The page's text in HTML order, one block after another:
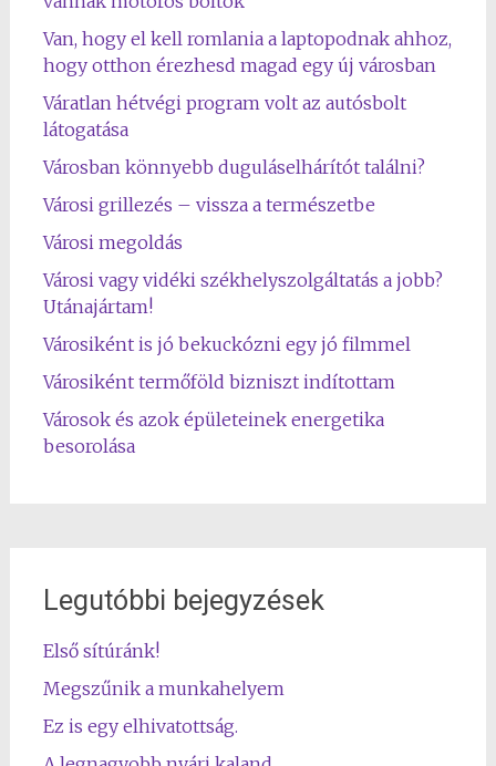
Van, hogy el kell romlania a laptopodnak ahhoz,
hogy otthon érezhesd magad egy új városban
Váratlan hétvégi program volt az autósbolt
látogatása
Városban könnyebb duguláselhárítót találni?
Városi grillezés – vissza a természetbe
Városi megoldás
Városi vagy vidéki székhelyszolgáltatás a jobb?
Utánajártam!
Városiként is jó bekuckózni egy jó filmmel
Városiként termőföld bizniszt indítottam
Városok és azok épületeinek energetika
besorolása
Legutóbbi bejegyzések
Első sítúránk!
Megszűnik a munkahelyem
Ez is egy elhivatottság.